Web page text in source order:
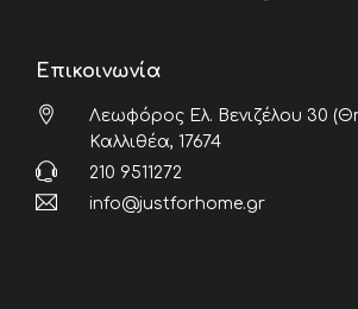
Επικοινωνία
Λεωφόρος Ελ. Βενιζέλου 30
Καλλιθέα, 17674
210 9511272
info@justforhome.gr